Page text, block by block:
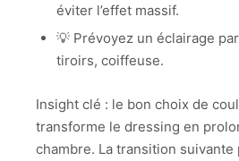
éviter l’effet massif.
💡 Prévoyez un éclairage
tiroirs, coiffeuse.
Insight clé : le bon choix de
transforme le dressing en
chambre. La transition